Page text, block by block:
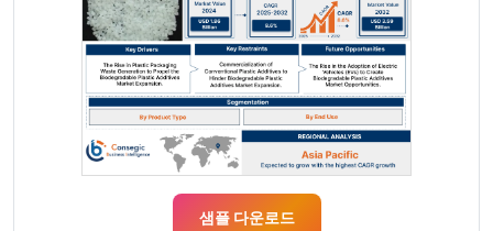
샘플 다운로드